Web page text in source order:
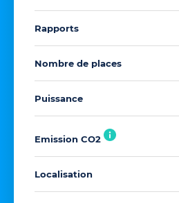
Rapports
Nombre de places
Puissance
Emission CO2
Localisation